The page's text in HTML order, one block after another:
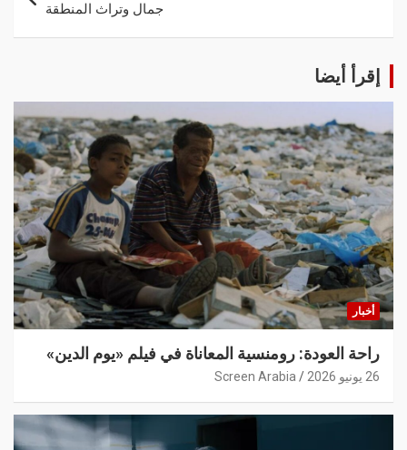
جمال وتراث المنطقة
إقرأ أيضا
أخبار
راحة العودة: رومنسية المعاناة في فيلم «يوم الدين»
26 يونيو 2026 Screen Arabia